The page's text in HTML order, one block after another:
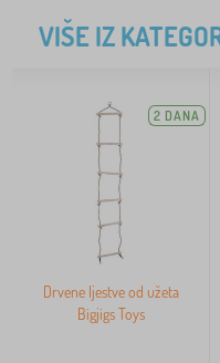
VIŠE IZ
2 DANA
Drvene ljestve od užeta
Bigjigs Toys